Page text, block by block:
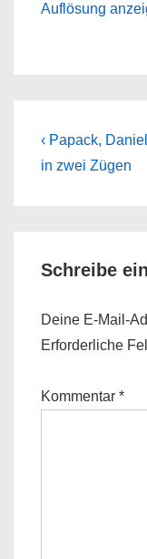
Auflösung
Previous
Post
‹ Papack,
in zwei Zügen
Schreibe
Deine E-Mail-
Erforderliche
Kommentar *